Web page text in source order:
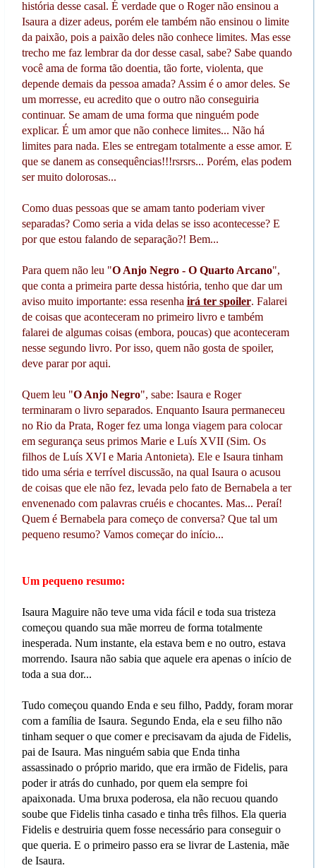
história desse casal. É verdade que o Roger não ensinou a
Isaura a dizer adeus, porém ele também não ensinou o limite
da paixão, pois a paixão deles não conhece limites. Mas esse
trecho me faz lembrar da dor desse casal, sabe? Sabe quando
você ama de forma tão doentia, tão forte, violenta, que
depende demais da pessoa amada? Assim é o amor deles. Se
um morresse, eu acredito que o outro não conseguiria
continuar. Se amam de uma forma que ninguém pode
explicar. É um amor que não conhece limites... Não há
limites para nada. Eles se entregam totalmente a esse amor. E
que se danem as consequências!!!rsrsrs... Porém, elas podem
ser muito dolorosas...
Como duas pessoas que se amam tanto poderiam viver
separadas? Como seria a vida delas se isso acontecesse? E
por que estou falando de separação?! Bem...
Para quem não leu "O Anjo Negro - O Quarto Arcano",
que conta a primeira parte dessa história, tenho que dar um
aviso muito importante: essa resenha irá ter spoiler. Falarei
de coisas que aconteceram no primeiro livro e também
falarei de algumas coisas (embora, poucas) que aconteceram
nesse segundo livro. Por isso, quem não gosta de spoiler,
deve parar por aqui.
Quem leu "O Anjo Negro", sabe: Isaura e Roger
terminaram o livro separados. Enquanto Isaura permaneceu
no Rio da Prata, Roger fez uma longa viagem para colocar
em segurança seus primos Marie e Luís XVII (Sim. Os
filhos de Luís XVI e Maria Antonieta). Ele e Isaura tinham
tido uma séria e terrível discussão, na qual Isaura o acusou
de coisas que ele não fez, levada pelo fato de Bernabela a ter
envenenado com palavras cruéis e chocantes. Mas... Peraí!
Quem é Bernabela para começo de conversa? Que tal um
pequeno resumo? Vamos começar do início...
Um pequeno resumo:
Isaura Maguire não teve uma vida fácil e toda sua tristeza
começou quando sua mãe morreu de forma totalmente
inesperada. Num instante, ela estava bem e no outro, estava
morrendo. Isaura não sabia que aquele era apenas o início de
toda a sua dor...
Tudo começou quando Enda e seu filho, Paddy, foram morar
com a família de Isaura. Segundo Enda, ela e seu filho não
tinham sequer o que comer e precisavam da ajuda de Fidelis,
pai de Isaura. Mas ninguém sabia que Enda tinha
assassinado o próprio marido, que era irmão de Fidelis, para
poder ir atrás do cunhado, por quem ela sempre foi
apaixonada. Uma bruxa poderosa, ela não recuou quando
soube que Fidelis tinha casado e tinha três filhos. Ela queria
Fidelis e destruiria quem fosse necessário para conseguir o
que queria. E o primeiro passo era se livrar de Lastenia, mãe
de Isaura.